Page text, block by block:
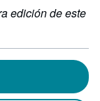
0
edición de este